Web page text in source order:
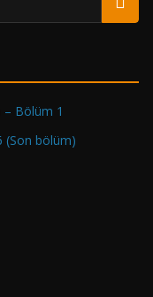
– Bölüm 1
bölüm)